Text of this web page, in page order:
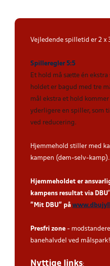
Vejledende spilletid er 2 x
Spilleregler 5:5
Et hold må sætte én
holdet er bagud med tre
mål ekstra et hold
yderligere en spiller, som
ved reducering.
Hjemmehold stiller med
kampen (døm-selv-kamp).
Hjemmeholdet er
kampens resultat via
”Mit DBU” på
Presfri zone -
banehalvdel ved målspark!
Nyttige links: